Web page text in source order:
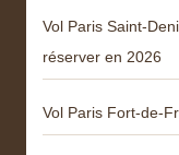
Vol Paris Saint-
réserver en 2026
Vol Paris Fort-de-